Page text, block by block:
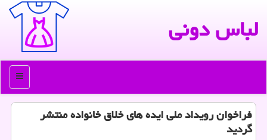
لباس دونی
منو
فراخوان رویداد ملی ایده های خلاق خانواده منتشر
گردید